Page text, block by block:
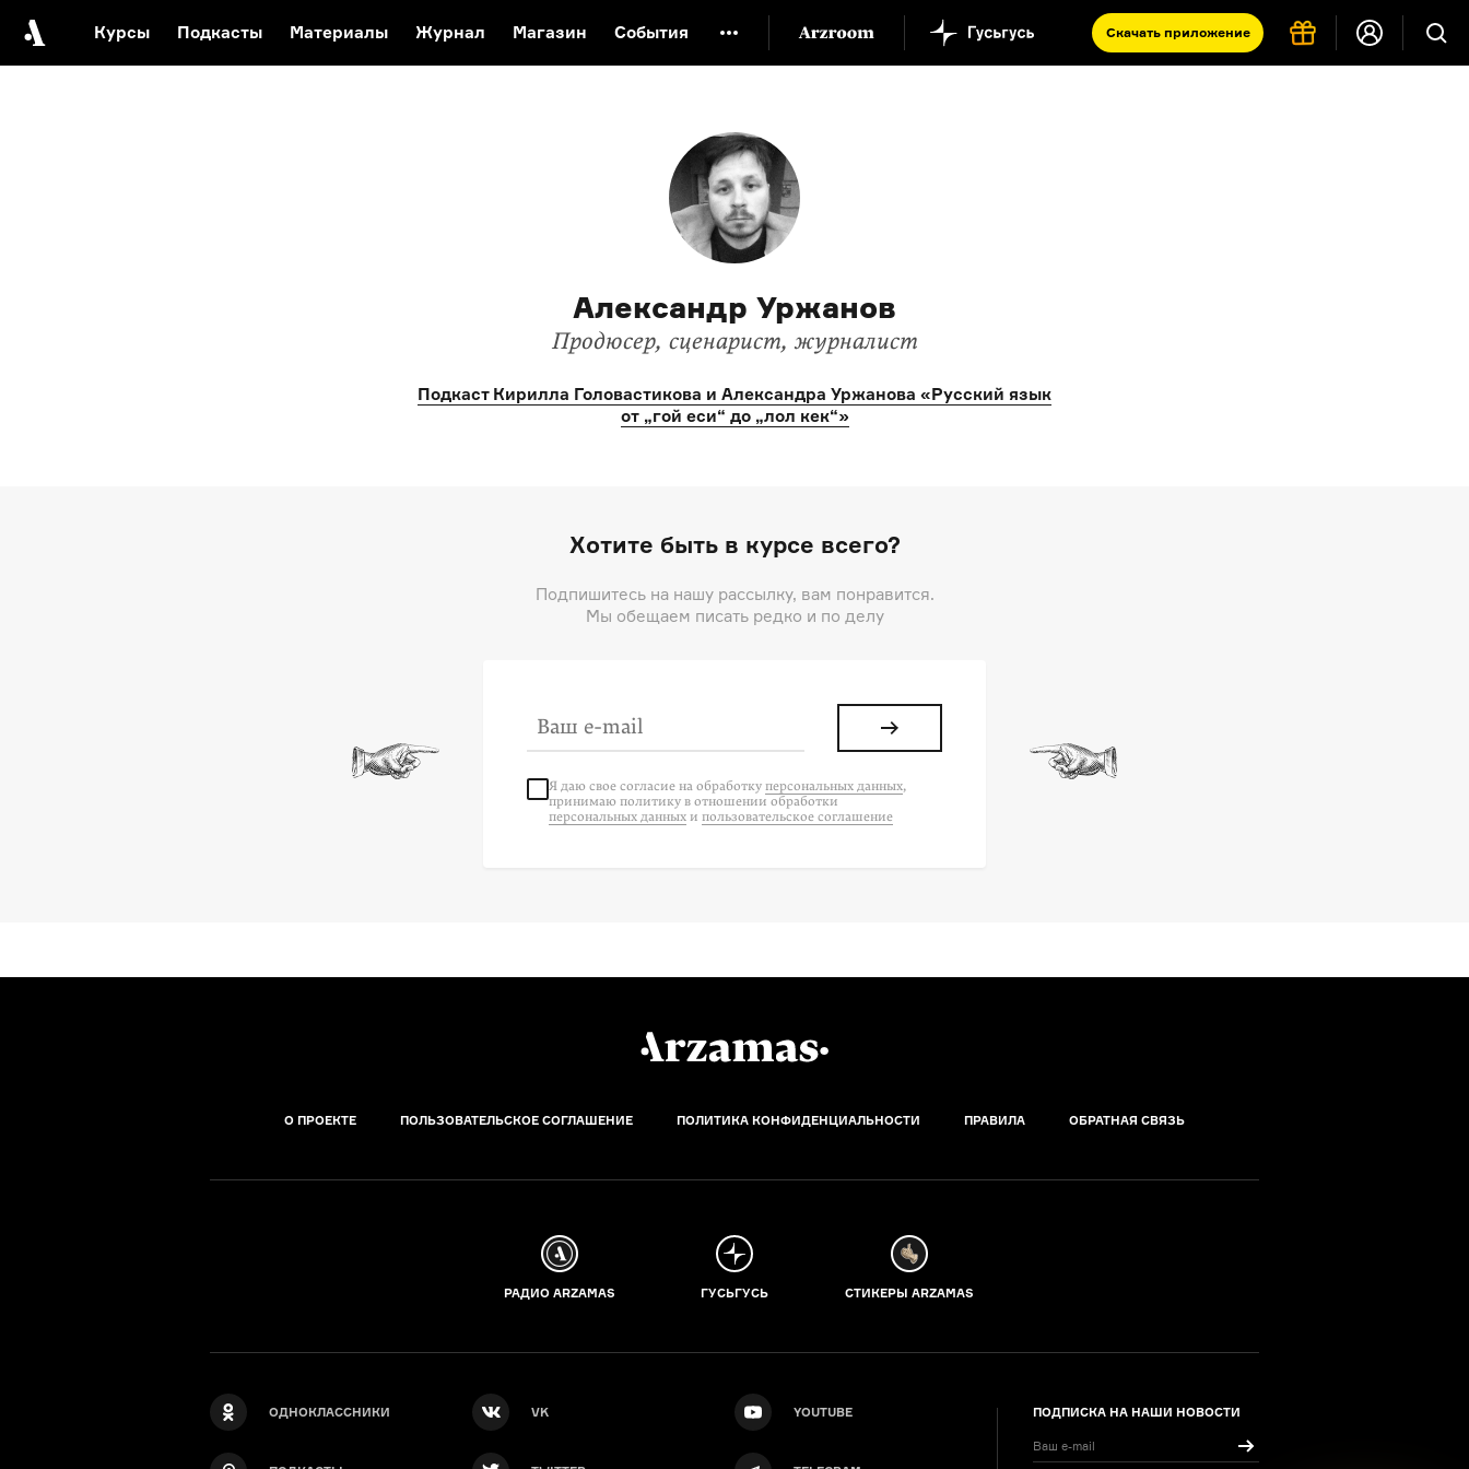
Курсы Подкасты Материалы Журнал Магазин События Скачать приложение
Русская литература XX века
Александр Уржанов
Продюсер, сценарист, журналист
Подкаст Кирилла Головастикова и Александра Уржанова «Русский язык
от „гой еси“ до „лол кек“»
Хотите быть в курсе всего?
Подпишитесь на нашу рассылку, вам понравится.
Мы обещаем писать редко и по делу
Я даю свое согласие на обработку персональных данных,
принимаю политику в отношении обработки
персональных данных и пользовательское соглашение
О ПРОЕКТЕ ПОЛЬЗОВАТЕЛЬСКОЕ СОГЛАШЕНИЕ ПОЛИТИКА КОНФИДЕНЦИАЛЬНОСТИ ПРАВИЛА ОБРАТНАЯ СВЯЗЬ
РАДИО ARZAMAS ГУСЬГУСЬ СТИКЕРЫ ARZAMAS
ОДНОКЛАССНИКИ VK YOUTUBE ПОДПИСКА НА НАШИ НОВОСТИ